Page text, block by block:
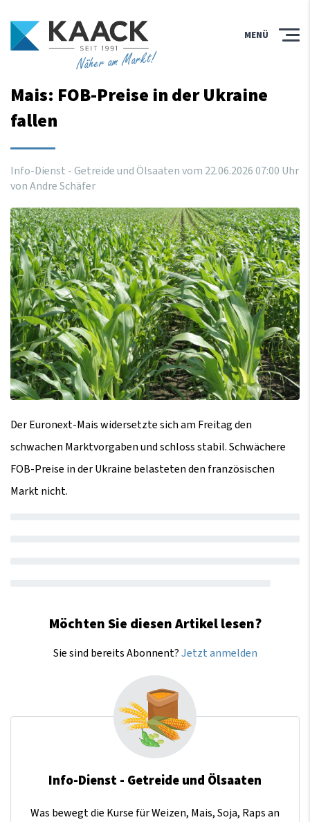
Näher am Markt!
MENÜ
Mais: FOB-Preise in der Ukraine
fallen
Info-Dienst - Getreide und Ölsaaten vom 22.06.202607:00 Uhr
von Andre Schäfer
Der Euronext-Mais widersetzte sich am Freitag den
schwachen Marktvorgaben und schloss stabil. Schwächere
FOB-Preise in der Ukraine belasteten den französischen
Markt nicht.
Möchten Sie diesen Artikel lesen?
Sie sind bereits Abonnent?Jetzt anmelden
Info-Dienst - Getreide und Ölsaaten
Was bewegt die Kurse für Weizen, Mais, Soja, Raps an